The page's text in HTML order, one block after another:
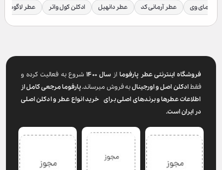
عطر مای وی عطر آرمانی کد عطر دانهیل ادکلن کول واتر عطر لاگوست
فروشگاه اینترنتی عطر پارفوما از سال ۱۴۰۰
شروع به فعالیت کرده و
فقطادکلن اصل و اورجینالبه فروش میرساند.پارفومامرجعی کامل از
اطلاعات عطرها و برندهای اصلی برای خرید انواع عطر و ادکلن اصلی
در ایران است.